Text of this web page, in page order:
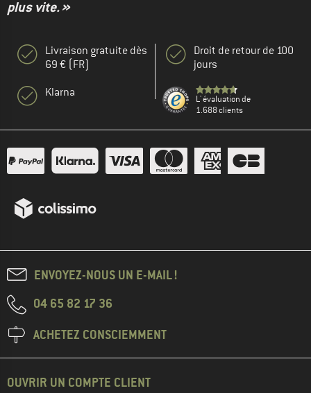
plus vite. »
Livraison gratuite dès
69 € (FR)
Klarna
Droit de retour de 100
jours
L' évaluation de
1.688 clients
ENVOYEZ-NOUS UN E-MAIL !
04 65 82 17 36
ACHETEZ CONSCIEMMENT
OUVRIR UN COMPTE CLIENT